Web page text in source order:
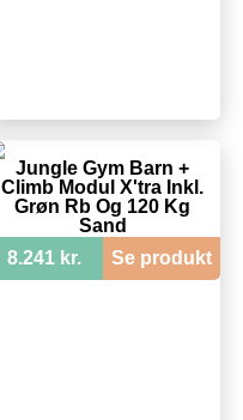
Jungle Gym Barn +
Climb Modul X'tra Inkl.
Grøn Rb Og 120 Kg
Sand
8.241 kr.
Se produkt